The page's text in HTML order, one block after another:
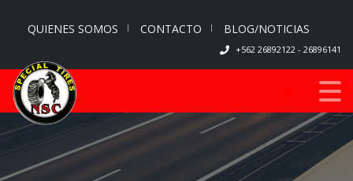
QUIENES SOMOS CONTACTO BLOG/NOTICIAS
+562 26892122 - 26896141